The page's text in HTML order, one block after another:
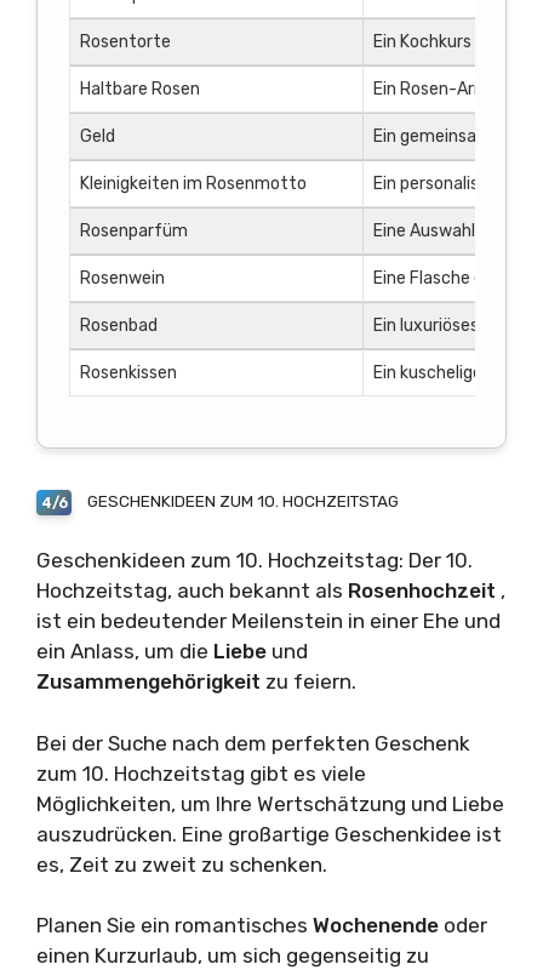
Rosentorte Ein Kochkurs für die
Haltbare Rosen Ein Rosen-
Geld Ein gemeinsamer
Kleinigkeiten im Rosenmotto Ein personalisiertes
Rosenparfüm Eine Auswahl an
Rosenwein Eine Flasche edlen
Rosenbad Ein luxuriöses
Rosenkissen Ein kuscheliges
4/6 GESCHENKIDEEN ZUM 10. HOCHZEITSTAG
Geschenkideen zum 10. Hochzeitstag: Der 10.
Hochzeitstag, auch bekannt als Rosenhochzeit ,
ist ein bedeutender Meilenstein in einer Ehe und
ein Anlass, um die Liebe und
Zusammengehörigkeit zu feiern.
Bei der Suche nach dem perfekten Geschenk
zum 10. Hochzeitstag gibt es viele
Möglichkeiten, um Ihre Wertschätzung und Liebe
auszudrücken. Eine großartige Geschenkidee ist
es, Zeit zu zweit zu schenken.
Planen Sie ein romantisches Wochenende oder
einen Kurzurlaub, um sich gegenseitig zu